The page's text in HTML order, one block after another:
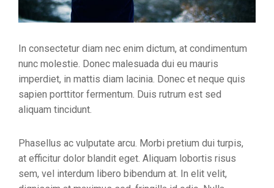
In consectetur diam nec enim dictum, at condimentum
nunc molestie. Donec malesuada dui eu mauris
imperdiet, in mattis diam lacinia. Donec et neque quis
sapien porttitor fermentum. Duis rutrum est sed
aliquam tincidunt.
Phasellus ac vulputate arcu. Morbi pretium dui turpis,
at efficitur dolor blandit eget. Aliquam lobortis risus
sem, vel interdum libero bibendum at. In elit velit,